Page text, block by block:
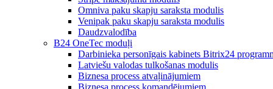
Omniva paku skapju saraksta modulis
Venipak paku skapju saraksta modulis
Daudzvalodība
B24 OneTec moduļi
Darbinieka personīgais kabinets Bitrix24
Latviešu valodas tulkošanas modulis
Biznesa process atvaļinājumiem
Biznesa process komandējumiem